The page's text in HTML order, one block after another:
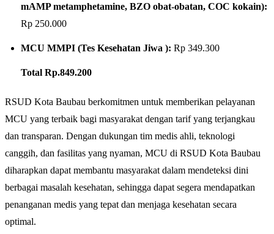
mAMP metamphetamine, BZO obat-obatan, COC kokain):
Rp 250.000
MCU MMPI (Tes Kesehatan Jiwa ): Rp 349.300
Total Rp.849.200
RSUD Kota Baubau berkomitmen untuk memberikan pelayanan
MCU yang terbaik bagi masyarakat dengan tarif yang terjangkau
dan transparan. Dengan dukungan tim medis ahli, teknologi
canggih, dan fasilitas yang nyaman, MCU di RSUD Kota Baubau
diharapkan dapat membantu masyarakat dalam mendeteksi dini
berbagai masalah kesehatan, sehingga dapat segera mendapatkan
penanganan medis yang tepat dan menjaga kesehatan secara
optimal.